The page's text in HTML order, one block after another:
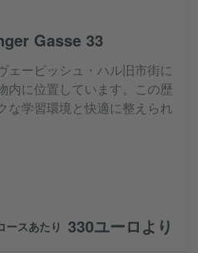
Gasse 33
ェービッシュ・ハル旧市街に
内に位置しています。この歴
な学習環境と快適に整えられ
ースあたり 330ユーロより